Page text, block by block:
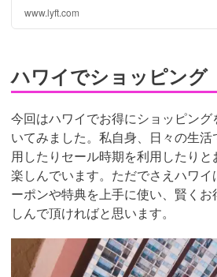
www.lyft.com
ハワイでショッピン
今回はハワイでお得にショッピン
いてみました。私自身、日々の生
用したりセール時期を利用したり
楽しんでいます。ただでさえハワイ
ーポンや特典を上手に使い、賢く
しんで頂ければと思います。